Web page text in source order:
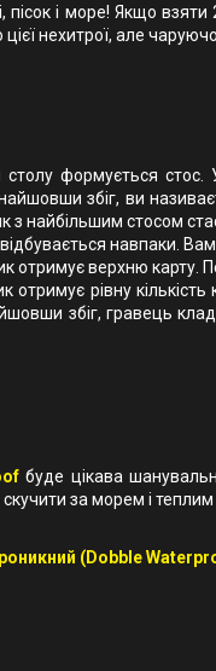
пісок і море! Якщо
нехитрої, але
столу формується
збіг, ви
з найбільшим стосом
навпаки.
отримує верхню карту.
отримує рівну
збіг, гравець
буде цікава
за морем і теплим
(Dobble